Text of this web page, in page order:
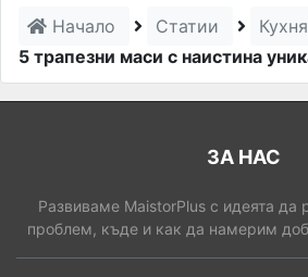
Начало Статии
5 трапезни маси с наистина
ЗА НАС
Развиваме MaistorPlus с идеята да
проблем, къде и как да намерим